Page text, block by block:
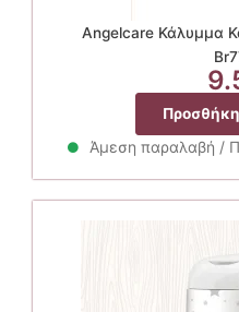
Angelcare Κάλυμμα
Άμεση παραλαβή /